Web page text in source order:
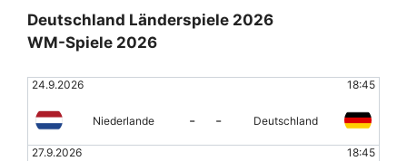
Deutschland Länderspiele 2026
WM-Spiele 2026
24.9.2026 18:45
Niederlande - - Deutschland
27.9.2026 18:45